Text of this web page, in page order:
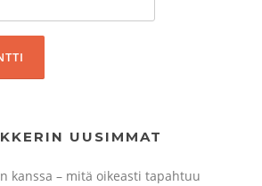
UUSIMMAT
kanssa – mitä oikeasti tapahtuu